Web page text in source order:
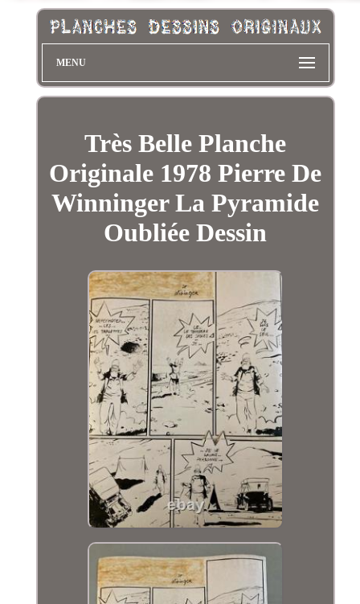
MENU
Très Belle Planche
Originale 1978 Pierre De
Winninger La Pyramide
Oubliée Dessin